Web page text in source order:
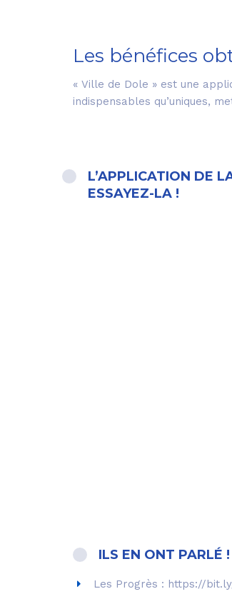
Les bénéfices
« Ville de Dole » est une
indispensables qu’uniques,
L’APPLICATION DE
ESSAYEZ-LA !
ILS EN ONT PARLÉ !
Les Progrès : https://